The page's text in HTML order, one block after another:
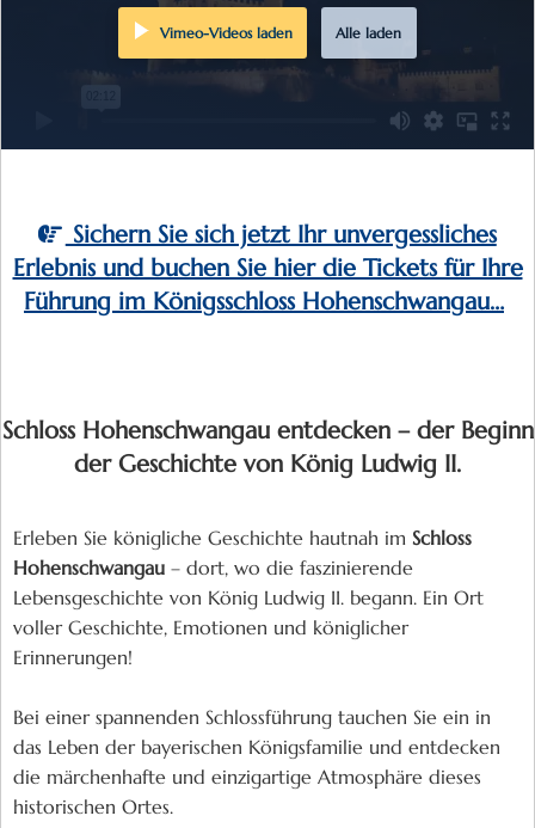
Vimeo-Videos laden Alle laden
Sichern Sie sich jetzt Ihr unvergessliches
Erlebnis und buchen Sie hier die Tickets für Ihre
Führung im Königsschloss Hohenschwangau…
Schloss Hohenschwangau entdecken – der Beginn
der Geschichte von König Ludwig II.
Erleben Sie königliche Geschichte hautnah im Schloss
Hohenschwangau – dort, wo die faszinierende
Lebensgeschichte von König Ludwig II. begann. Ein Ort
voller Geschichte, Emotionen und königlicher
Erinnerungen!
Bei einer spannenden Schlossführung tauchen Sie ein in
das Leben der bayerischen Königsfamilie und entdecken
die märchenhafte und einzigartige Atmosphäre dieses
historischen Ortes.